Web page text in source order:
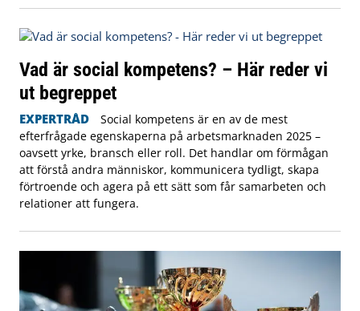
Vad är social kompetens? – Här reder vi
ut begreppet
EXPERTRÅD
Social kompetens är en av de mest
efterfrågade egenskaperna på arbetsmarknaden 2025 –
oavsett yrke, bransch eller roll. Det handlar om förmågan
att förstå andra människor, kommunicera tydligt, skapa
förtroende och agera på ett sätt som får samarbeten och
relationer att fungera.